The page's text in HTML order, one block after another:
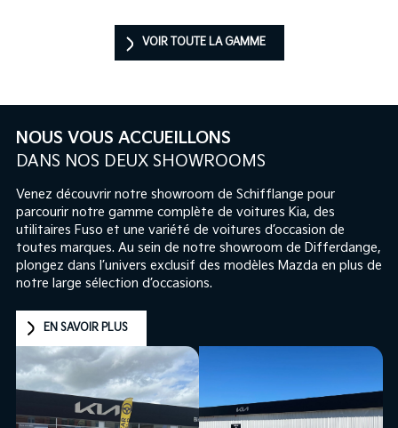
VOIR TOUTE LA GAMME
NOUS VOUS ACCUEILLONS
DANS NOS DEUX SHOWROOMS
Venez découvrir notre showroom de Schifflange pour
parcourir notre gamme complète de voitures Kia, des
utilitaires Fuso et une variété de voitures d’occasion de
toutes marques. Au sein de notre showroom de Differdange,
plongez dans l’univers exclusif des modèles Mazda en plus de
notre large sélection d’occasions.
EN SAVOIR PLUS